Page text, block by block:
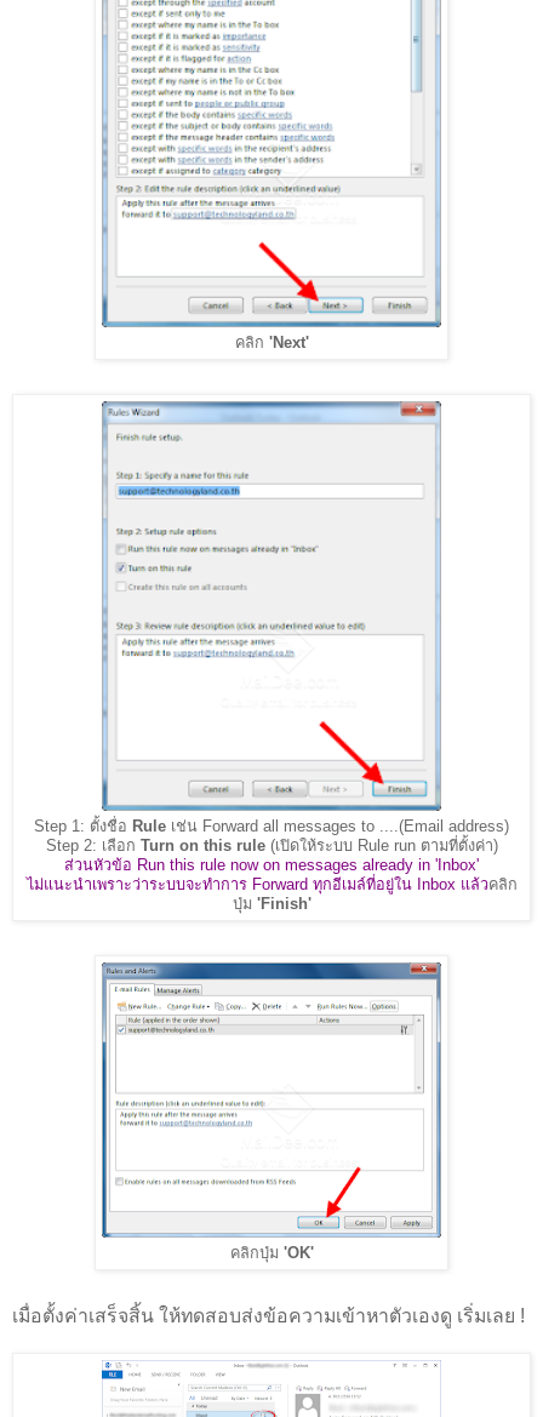
คลิก 'Next'
Step 1: ตั้งชื่อ Rule เช่น Forward all messages to ....(Email address)
Step 2: เลือก Turn on this rule(เปิดให้ระบบ Rule run ตามที่ตั้งค่า)
ส่วนหัวข้อ Run this rule now on messages already in 'Inbox'
ไม่แนะนำเพราะว่าระบบจะทำการ Forward ทุกอีเมล์ที่อยู่ใน Inbox แล้วคลิก
ปุ่ม 'Finish'
คลิกปุ่ม 'OK'
เมื่อตั้งค่าเสร็จสิ้น ให้ทดสอบส่งข้อความเข้าหาตัวเองดู เริ่มเลย !